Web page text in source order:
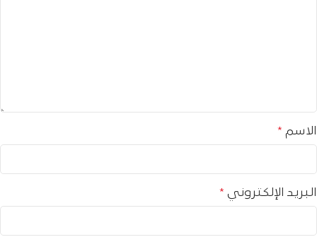
الاسم *
البريد الإلكتروني *